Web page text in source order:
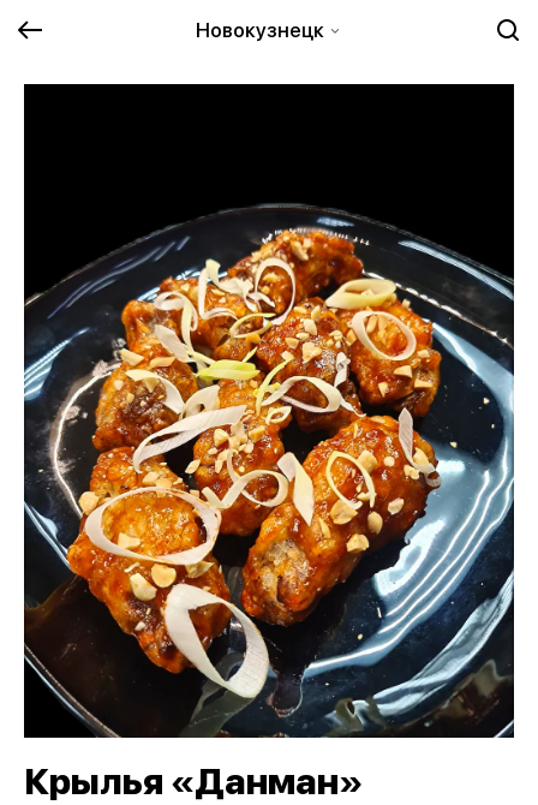
Новокузнецк
Крылья «Данман»